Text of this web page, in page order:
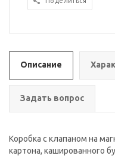
Описание
Задать вопрос
Коробка с клапаном на
картона, кашированного